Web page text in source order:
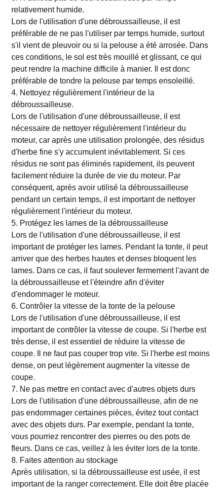
relativement humide.
Lors de l'utilisation d'une débroussailleuse, il est
préférable de ne pas l'utiliser par temps humide, surtout
s'il vient de pleuvoir ou si la pelouse a été arrosée. Dans
ces conditions, le sol est très mouillé et glissant, ce qui
peut rendre la machine difficile à manier. Il est donc
préférable de tondre la pelouse par temps ensoleillé.
4. Nettoyez régulièrement l'intérieur de la
débroussailleuse.
Lors de l'utilisation d'une débroussailleuse, il est
nécessaire de nettoyer régulièrement l'intérieur du
moteur, car après une utilisation prolongée, des résidus
d'herbe fine s'y accumulent inévitablement. Si ces
résidus ne sont pas éliminés rapidement, ils peuvent
facilement réduire la durée de vie du moteur. Par
conséquent, après avoir utilisé la débroussailleuse
pendant un certain temps, il est important de nettoyer
régulièrement l'intérieur du moteur.
5. Protégez les lames de la débroussailleuse
Lors de l'utilisation d'une débroussailleuse, il est
important de protéger les lames. Pendant la tonte, il peut
arriver que des herbes hautes et denses bloquent les
lames. Dans ce cas, il faut soulever fermement l'avant de
la débroussailleuse et l'éteindre afin d'éviter
d'endommager le moteur.
6. Contrôler la vitesse de la tonte de la pelouse
Lors de l'utilisation d'une débroussailleuse, il est
important de contrôler la vitesse de coupe. Si l'herbe est
très dense, il est essentiel de réduire la vitesse de
coupe. Il ne faut pas couper trop vite. Si l'herbe est moins
dense, on peut légèrement augmenter la vitesse de
coupe.
7. Ne pas mettre en contact avec d'autres objets durs
Lors de l'utilisation d'une débroussailleuse, afin de ne
pas endommager certaines pièces, évitez tout contact
avec des objets durs. Par exemple, pendant la tonte,
vous pourriez rencontrer des pierres ou des pots de
fleurs. Dans ce cas, veillez à les éviter lors de la tonte.
8. Faites attention au stockage
Après utilisation, si la débroussailleuse est usée, il est
important de la ranger correctement. Elle doit être placée